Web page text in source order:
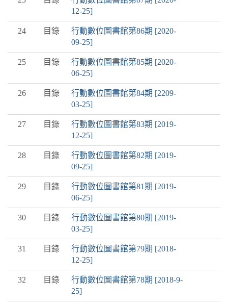
12-25]
24 目錄
行動數位圖書館第86期 [2020-
09-25]
25 目錄
行動數位圖書館第85期 [2020-
06-25]
26 目錄
行動數位圖書館第84期 [2209-
03-25]
27 目錄
行動數位圖書館第83期 [2019-
12-25]
28 目錄
行動數位圖書館第82期 [2019-
09-25]
29 目錄
行動數位圖書館第81期 [2019-
06-25]
30 目錄
行動數位圖書館第80期 [2019-
03-25]
31 目錄
行動數位圖書館第79期 [2018-
12-25]
32 目錄
行動數位圖書館第78期 [2018-9-
25]